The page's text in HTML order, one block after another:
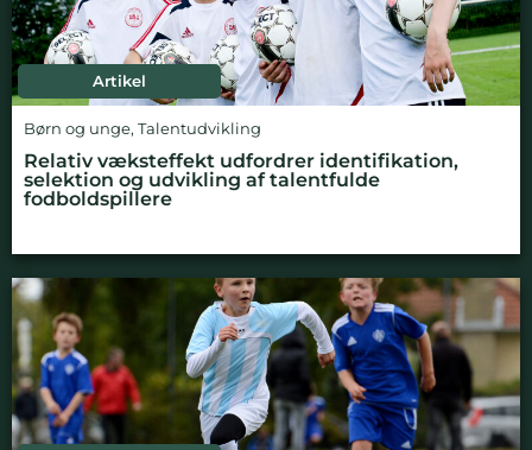
Artikel
Børn og unge, Talentudvikling
Relativ væksteffekt udfordrer identifikation,
selektion og udvikling af talentfulde
fodboldspillere